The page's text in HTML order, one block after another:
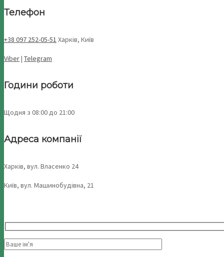
Телефон
+38 097 252-05-51 Харків, Київ
Viber| Telegram
Години роботи
Щодня з 08:00 до 21:00
Адреса компанії
Харків, вул. Власенко 24
Київ, вул. Машинобудівна, 21